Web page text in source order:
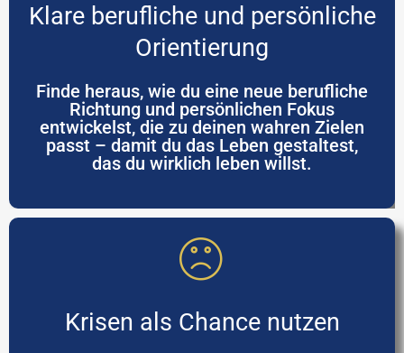
Klare berufliche und persönliche
Orientierung
Finde heraus, wie du eine neue berufliche
Richtung und persönlichen Fokus
entwickelst, die zu deinen wahren Zielen
passt – damit du das Leben gestaltest,
das du wirklich leben willst.
Krisen als Chance nutzen